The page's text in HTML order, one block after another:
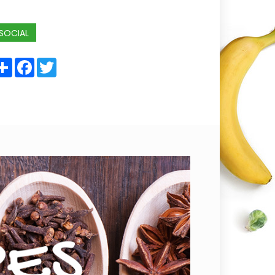
ShareFacebook